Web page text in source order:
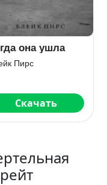
Утраченный
символ
Читать